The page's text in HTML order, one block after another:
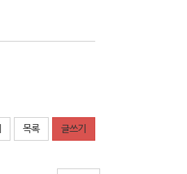
목록 글쓰기